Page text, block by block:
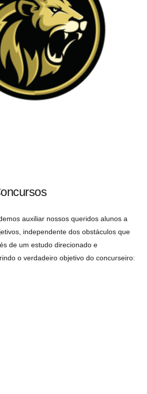
auxiliar nossos queridos alunos a
independente dos obstáculos que
de um estudo direcionado e
o verdadeiro objetivo do concurseiro: